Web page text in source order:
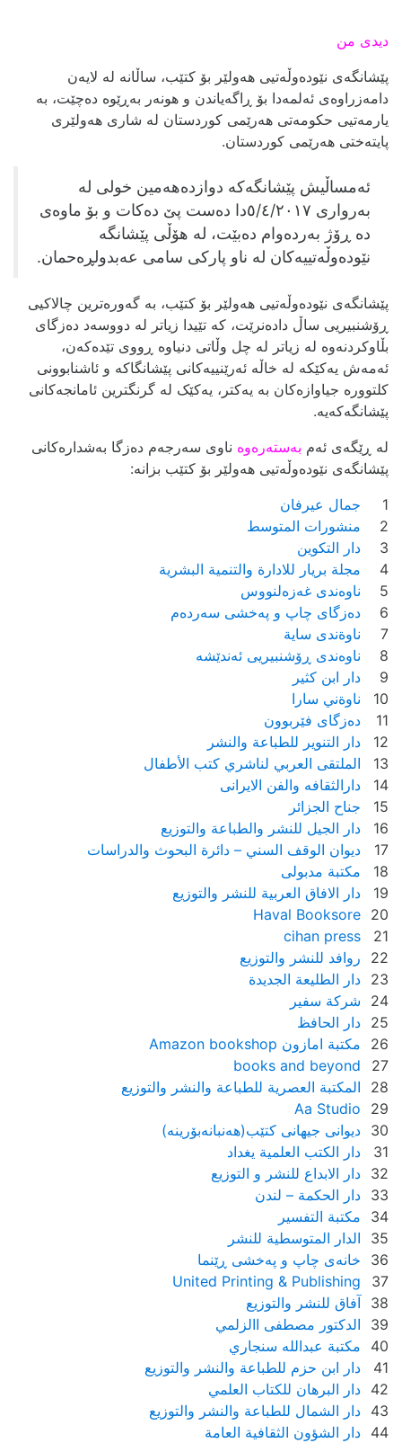
دیدی من
پێشانگەی نێودەوڵەتیی هەولێر بۆ کتێب، ساڵانە لە لایەن
دامەزراوەی ئەلمەدا بۆ ڕاگەیاندن و هونەر بەڕێوە دەچێت، بە
یارمەتیی حکومەتی هەرێمی کوردستان لە شاری هەولێری
پایتەختی هەرێمی کوردستان.
ئەمساڵیش پێشانگەکە دوازدەهەمین خولی لە
بەرواری ٥/٤/٢٠١٧دا دەست پێ دەکات و بۆ ماوەی
دە ڕۆژ بەردەوام دەبێت، لە هۆڵی پێشانگە
نێودەوڵەتییەکان لە ناو پارکی سامی عەبدولڕەحمان.
پێشانگەی نێودەوڵەتیی هەولێر بۆ کتێب، بە گەورەترین چالاکیی
ڕۆشنبیریی ساڵ دادەنرێت، کە تێیدا زیاتر لە دووسەد دەزگای
بڵاوکردنەوە لە زیاتر لە چل وڵاتی دنیاوە ڕووی تێدەکەن،
ئەمەش یەکێکە لە خاڵە ئەرێنییەکانی پێشانگاکە و ئاشنابوونی
کلتوورە جیاوازەکان بە یەکتر، یەکێک لە گرنگترین ئامانجەکانی
پێشانگەکەیە.
لە ڕێگەی ئەم بەستەرەوە ناوی سەرجەم دەزگا بەشدارەکانی
پێشانگەی نێودەوڵەتیی هەولێر بۆ کتێب بزانە:
1
جمال عيرفان
2
منشورات المتوسط
3
دار التكوين
4
مجلة بريار للادارة والتنمية البشرية
5
ناوەندی غەزەلنووس
6
دەزگای چاپ و پەخشی سەردەم
7
ناوةندى ساية
8
ناوەندی ڕۆشنبیریی ئەندێشە
9
دار ابن كثير
10
ناوةني سارا
11
ده‌زگای فێربوون
12
دار التنوير للطباعة والنشر
13
الملتقى العربي لناشري كتب الأطفال
14
دارالثقافه والفن الایرانی
15
جناح الجزائر
16
دار الجيل للنشر والطباعة والتوزيع
17
ديوان الوقف السني – دائرة البحوث والدراسات
18
مكتبة مدبولى
19
دار الافاق العربية للنشر والتوزيع
20
Haval Booksore
21
cihan press
22
روافد للنشر والتوزيع
23 دار الطليعة الجديدة
24
شركة سفير
25 دار الحافظ
26
مكتبة امازون Amazon bookshop
27
books and beyond
28
المكتبة العصرية للطباعة والنشر والتوزيع
29
Aa Studio
30 دیوانی جیهانی کتێب(هەنبانەبۆرینە)
31
دار الكتب العلمية يغداد
32 دار الابداع للنشر و التوزيع
33 دار الحكمة – لندن
34
مكتبة التفسير
35
الدار المتوسطية للنشر
36
خانه‌ی چاپ و په‌خشی ڕێنما
37
United Printing & Publishing
38 آفاق للنشر والتوزيع
39
الدكتور مصطفى االزلمي
40
مكتبة عبدالله سنجاري
41
دار ابن حزم للطباعة والنشر والتوزيع
42 دار البرهان للكتاب العلمي
43 دار الشمال للطباعة والنشر والتوزيع
44 دار الشؤون الثقافية العامة